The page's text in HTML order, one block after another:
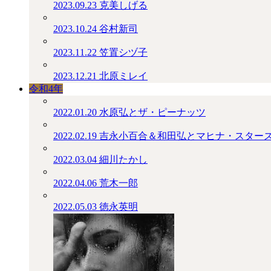
2023.09.23 克美しげる
2023.10.24 谷村新司
2023.11.22 笠置シヅ子
2023.12.21 北原ミレイ
令和4年
2022.01.20 水原弘とザ・ピーナッツ
2022.02.19 吉永小百合＆和田弘とマヒナ・スター
2022.03.04 細川たかし
2022.04.06 荒木一郎
2022.05.03 徳永英明